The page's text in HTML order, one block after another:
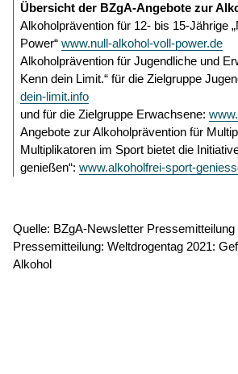
Übersicht der BZgA-Angebote zur
Alkoholprävention für 12- bis 15-Jährige
Power“ www.null-alkohol-voll-power.de
Alkoholprävention für Jugendliche und
Kenn dein Limit.“ für die Zielgruppe
dein-limit.info
und für die Zielgruppe Erwachsene:
Angebote zur Alkoholprävention für
Multiplikatoren im Sport bietet die
genießen“: www.alkoholfrei-sport-
Quelle: BZgA-Newsletter
Pressemitteilung: Weltdrogentag 2021:
Alkohol